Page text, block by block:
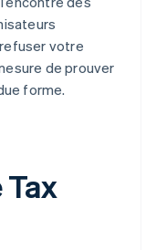
votre
de prouver
forme.